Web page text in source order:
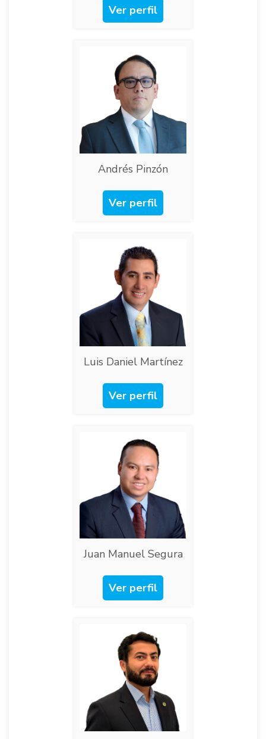
Ver perfil
Andrés Pinzón
Ver perfil
Luis Daniel Martínez
Ver perfil
Juan Manuel Segura
Ver perfil